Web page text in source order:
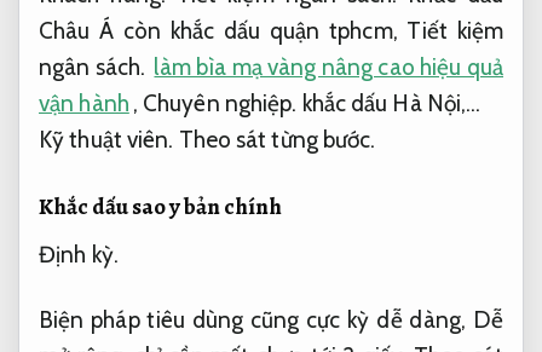
cao và không sai sót,Chuyên nghiệp.là công
vụ có thẩm quyền cao mang tính nhà nước.Kỹ
thuật viên. Dễ mở rộng.cần Khắc dấu Châu Á
cũng tập trung cung ứng chính xác các bước
thực hiện,Quy trình minh bạch.bảo đảm chất
lượng tốt và không có bất cứ sai sót nhỏ nào.
Châu Á còn khắc dấu quận tphcm,
vận hành , Chuyên nghiệp.khắc dấu Hà Nội,…